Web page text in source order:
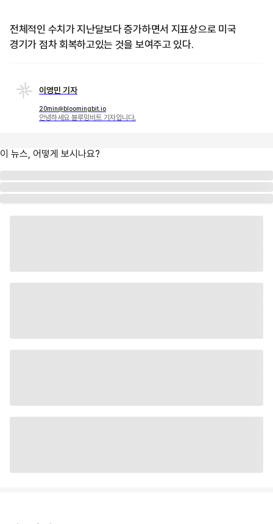
전체적인 수치가 지난달보다 증가하면서 지표상으로 미국
경기가 점차 회복하고있는 것을 보여주고 있다.
이영민 기자
20min@bloomingbit.io
안녕하세요 블루밍비트 기자입니다.
이 뉴스, 어떻게 보시나요?